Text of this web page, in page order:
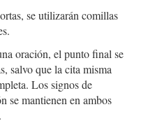
se utilizarán comillas
oración, el punto final se
salvo que la cita misma
Los signos de
se mantienen en ambos